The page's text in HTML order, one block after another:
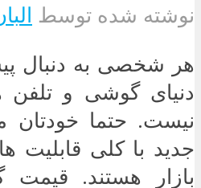
نوشته شده توسط
هر شخصی به دنبال
دنیای گوشی و تلفن
نیست. حتما
جدید با کلی قابلیت
بازار هستند.